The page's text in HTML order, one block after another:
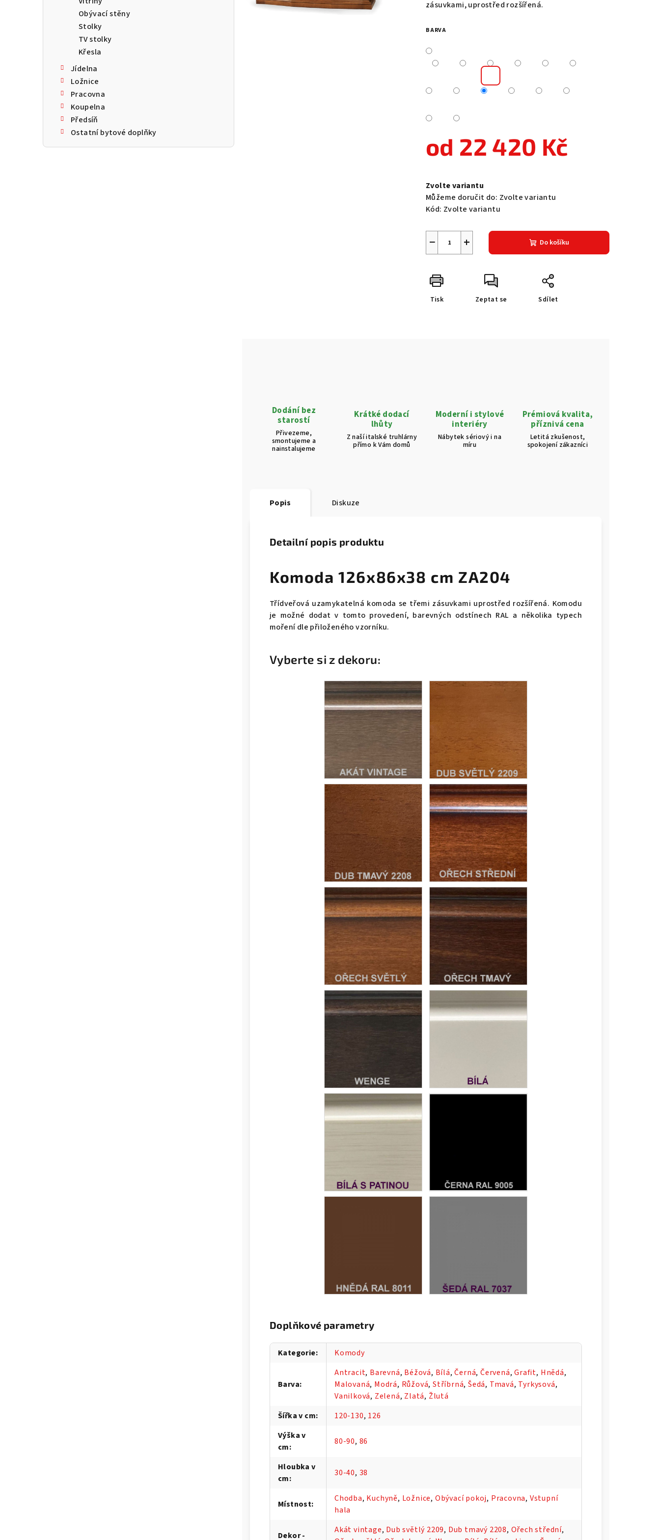
Obývací stěny
Stolky
TV stolky
Křesla
Jídelna
Ložnice
Pracovna
Koupelna
Předsíň
Ostatní bytové doplňky
hvězdiček.
zásuvkami, uprostřed rozšířená.
BARVA
od 22 420 Kč
cena:
Zvolte variantu
Můžeme doručit do: Zvolte variantu
Kód: Zvolte variantu
+
− Do košíku
Tisk Zeptat se Sdílet
Dodání bez
starostí
Přivezeme,
smontujeme a
nainstalujeme
Krátké dodací
lhůty
Z naší italské truhlárny
přímo k Vám domů
Moderní i stylové
interiéry
Nábytek sériový i na
míru
Prémiová kvalita,
příznivá cena
Letitá zkušenost,
spokojení zákazníci
Popis Diskuze
Detailní popis produktu
Komoda 126x86x38 cm ZA204
Třídveřová uzamykatelná komoda se třemi zásuvkami uprostřed rozšířená. Komodu
je možné dodat v tomto provedení, barevných odstínech RAL a několika typech
moření dle přiloženého vzorníku.
Vyberte si z dekoru:
Doplňkové parametry
Kategorie: Komody
Barva:
Antracit, Barevná, Béžová, Bílá,Černá,Červená,Grafit, Hnědá,
Malovaná, Modrá, Růžová,Stříbrná,Šedá, Tmavá, Tyrkysová,
Vanilková, Zelená, Zlatá, Žlutá
Šířka v cm: 120-130, 126
Výška v
cm:
80-90, 86
Hloubka v
cm:
30-40, 38
Místnost:
Chodba, Kuchyně, Ložnice, Obývací pokoj, Pracovna, Vstupní
hala
Dekor -
Akát vintage, Dub světlý 2209, Dub tmavý 2208, Ořech střední,